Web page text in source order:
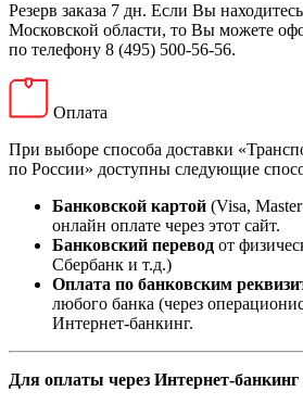
Резерв заказа 7 дн. Если Вы
Московской области, то Вы можете
по телефону 8 (495) 500-56-56.
Оплата
При выборе способа доставки
по России» доступны следующие
Банковской картой (Visa,
онлайн оплате через этот сайт.
Банковский перевод от
Сбербанк и т.д.)
Оплата по банковским
любого банка (через
Интернет-банкинг.
Для оплаты через Интернет-банкинг